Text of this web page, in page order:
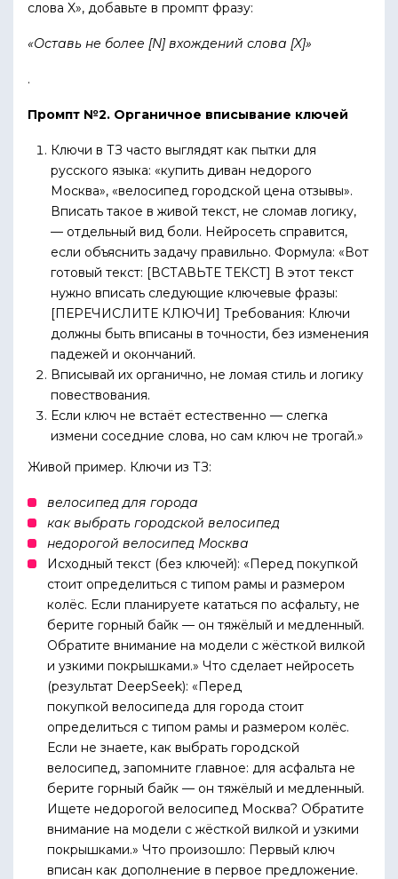
слова X», добавьте в промпт фразу:
«Оставь не более [N] вхождений слова [X]»
.
Промпт №2. Органичное вписывание ключей
Ключи в ТЗ часто выглядят как пытки для
русского языка: «купить диван недорого
Москва», «велосипед городской цена отзывы».
Вписать такое в живой текст, не сломав логику,
— отдельный вид боли. Нейросеть справится,
если объяснить задачу правильно. Формула: «Вот
готовый текст: [ВСТАВЬТЕ ТЕКСТ] В этот текст
нужно вписать следующие ключевые фразы:
[ПЕРЕЧИСЛИТЕ КЛЮЧИ] Требования: Ключи
должны быть вписаны в точности, без изменения
падежей и окончаний.
Вписывай их органично, не ломая стиль и логику
повествования.
Если ключ не встаёт естественно — слегка
измени соседние слова, но сам ключ не трогай.»
Живой пример. Ключи из ТЗ:
велосипед для города
как выбрать городской велосипед
недорогой велосипед Москва
Исходный текст (без ключей): «Перед покупкой
стоит определиться с типом рамы и размером
колёс. Если планируете кататься по асфальту, не
берите горный байк — он тяжёлый и медленный.
Обратите внимание на модели с жёсткой вилкой
и узкими покрышками.» Что сделает нейросеть
(результат DeepSeek): «Перед
покупкой велосипеда для города стоит
определиться с типом рамы и размером колёс.
Если не знаете, как выбрать городской
велосипед, запомните главное: для асфальта не
берите горный байк — он тяжёлый и медленный.
Ищете недорогой велосипед Москва? Обратите
внимание на модели с жёсткой вилкой и узкими
покрышками.» Что произошло: Первый ключ
вписан как дополнение в первое предложение.